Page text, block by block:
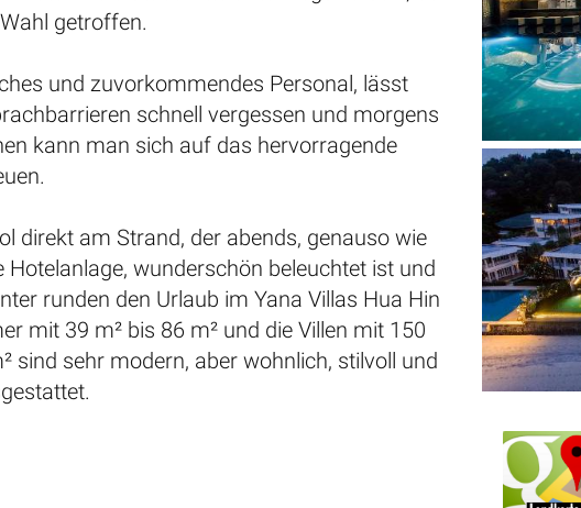
getroffen.
und zuvorkommendes Personal, lässt
schnell vergessen und morgens
kann man sich auf das hervorragende
direkt am Strand, der abends, genauso wie
Hotelanlage, wunderschön beleuchtet ist und
runden den Urlaub im Yana Villas Hua Hin
mit 39 m² bis 86 m² und die Villen mit 150
sind sehr modern, aber wohnlich, stilvoll und